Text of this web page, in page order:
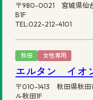
〒980-0021 宮城県仙
B1F
TEL:022-212-4101
秋田 女性専用
エルタン イオ
〒010-1413 秋田県秋田
ル秋田1F